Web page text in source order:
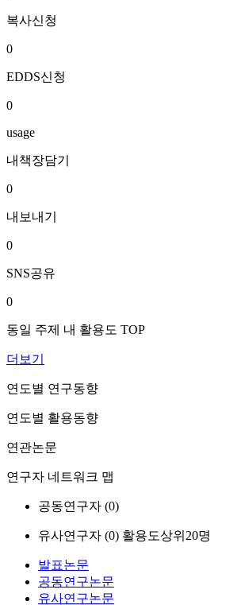
복사신청
0
EDDS신청
0
usage
내책장담기
0
내보내기
0
SNS공유
0
동일 주제 내 활용도 TOP
더보기
연도별 연구동향
연도별 활용동향
연관논문
연구자 네트워크 맵
공동연구자 (0)
유사연구자 (0) 활용도상위20명
발표논문
공동연구논문
유사연구논문